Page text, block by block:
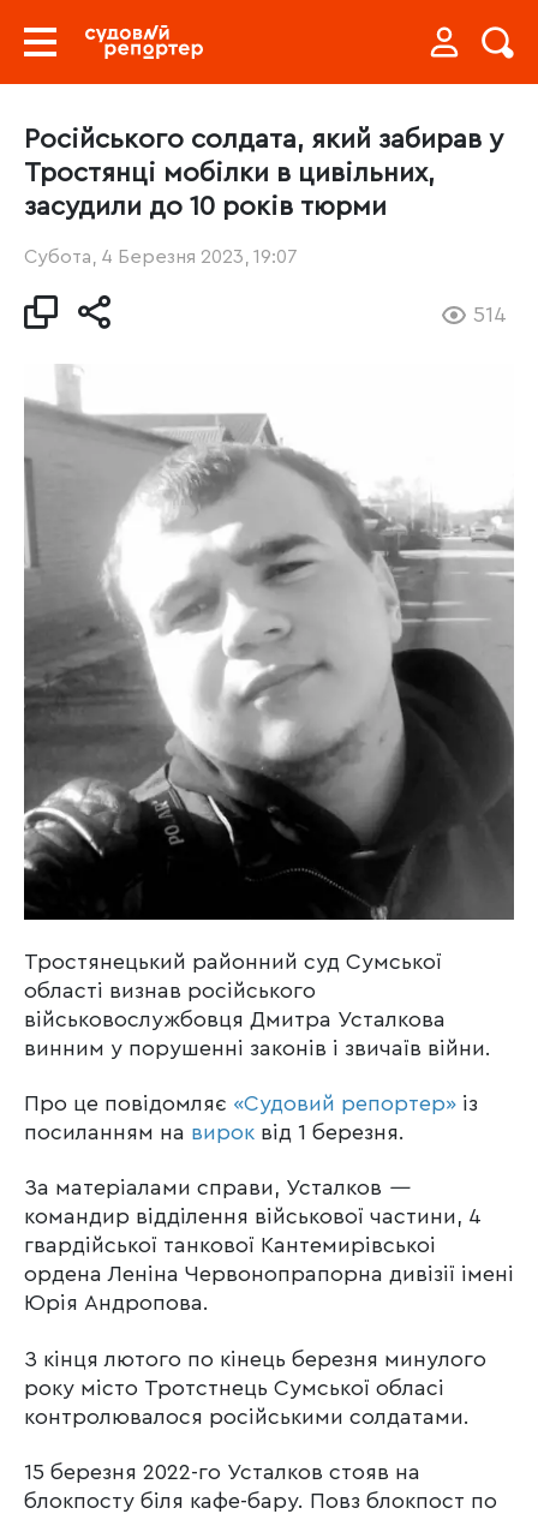
Російського солдата, який забирав у
Тростянці мобілки в цивільних,
засудили до 10 років тюрми
Субота, 4 Березня 2023, 19:07
514
Тростянецький районний суд Сумської
області визнав російського
військовослужбовця Дмитра Усталкова
винним у порушенні законів і звичаїв війни.
Про це повідомляє «Судовий репортер» із
посиланням на вирок від 1 березня.
За матеріалами справи, Усталков —
командир відділення військової частини, 4
гвардійської танкової Кантемирівськоі
ордена Леніна Червонопрапорна дивізії імені
Юрія Андропова.
З кінця лютого по кінець березня минулого
року місто Тротстнець Сумської обласі
контролювалося російськими солдатами.
15 березня 2022-го Усталков стояв на
блокпосту біля кафе-бару. Повз блокпост по